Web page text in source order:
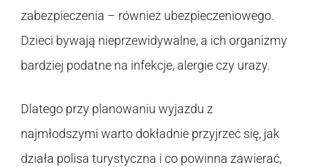
zabezpieczenia – również ubezpieczeniowego.
Dzieci bywają nieprzewidywalne, a ich organizmy
bardziej podatne na infekcje, alergie czy urazy.
Dlatego przy planowaniu wyjazdu z
najmłodszymi warto dokładnie przyjrzeć się, jak
działa polisa turystyczna i co powinna zawierać,